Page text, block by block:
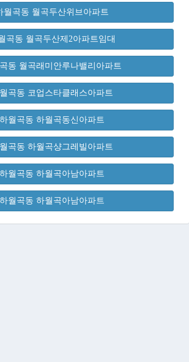
월곡동 월곡두산위브아파트
곡동 월곡두산제2아파트임대
동 월곡래미안루나밸리아파트
곡동 코업스타클래스아파트
하월곡동 하월곡동신아파트
곡동 하월곡샹그레빌아파트
하월곡동 하월곡아남아파트
하월곡동 하월곡아남아파트